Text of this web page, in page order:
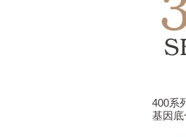
400系
基因底